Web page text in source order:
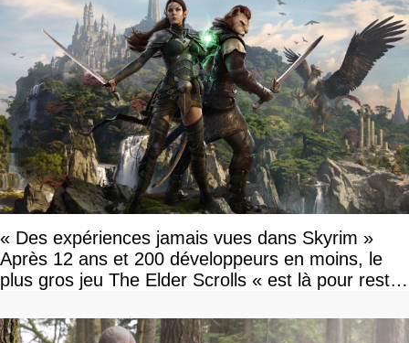
« Des expériences jamais vues dans Skyrim »
Après 12 ans et 200 développeurs en moins, le
plus gros jeu The Elder Scrolls « est là pour rester